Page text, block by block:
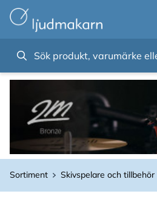
Sortiment Skivspelare och tillbehör